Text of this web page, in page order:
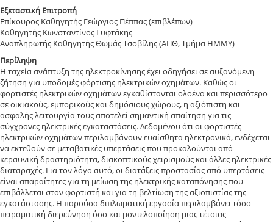
Εξεταστική Επιτροπή
Επίκουρος Καθηγητής Γεώργιος Πέππας (επιβλέπων)
Καθηγητής Κωνσταντίνος Γυφτάκης
Αναπληρωτής Καθηγητής Θωμάς Τσοβίλης (ΑΠΘ, Τμήμα ΗΜΜΥ)
Περίληψη
Η ταχεία ανάπτυξη της ηλεκτροκίνησης έχει οδηγήσει σε αυξανόμενη
ζήτηση για υποδομές φόρτισης ηλεκτρικών οχημάτων. Καθώς οι
φορτιστές ηλεκτρικών οχημάτων εγκαθίστανται ολοένα και περισσότερο
σε οικιακούς, εμπορικούς και δημόσιους χώρους, η αξιόπιστη και
ασφαλής λειτουργία τους αποτελεί σημαντική απαίτηση για τις
σύγχρονες ηλεκτρικές εγκαταστάσεις. Δεδομένου ότι οι φορτιστές
ηλεκτρικών οχημάτων περιλαμβάνουν ευαίσθητα ηλεκτρονικά, ενδέχεται
να εκτεθούν σε μεταβατικές υπερτάσεις που προκαλούνται από
κεραυνική δραστηριότητα, διακοπτικούς χειρισμούς και άλλες ηλεκτρικές
διαταραχές. Για τον λόγο αυτό, οι διατάξεις προστασίας από υπερτάσεις
είναι απαραίτητες για τη μείωση της ηλεκτρικής καταπόνησης που
επιβάλλεται στον φορτιστή και για τη βελτίωση της αξιοπιστίας της
εγκατάστασης. Η παρούσα διπλωματική εργασία περιλαμβάνει τόσο
πειραματική διερεύνηση όσο και μοντελοποίηση μιας τέτοιας